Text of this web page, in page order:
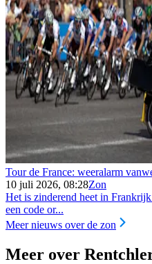
Tour de France: weeralarm
10 juli 2026, 08:28Zon
Het is zinderend heet in
een code or...
Meer nieuws over de zon
Meer over